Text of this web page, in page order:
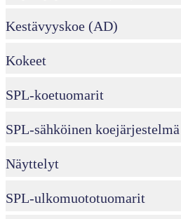
Kestävyyskoe (AD)
Kokeet
SPL-koetuomarit
SPL-sähköinen koejärjestelmä
Näyttelyt
SPL-ulkomuototuomarit